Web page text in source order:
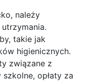
należy
takie jak
higienicznych.
związane z
opłaty za